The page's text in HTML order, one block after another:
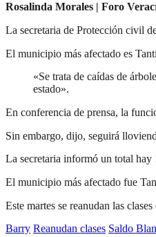
Rosalinda Morales | Foro
La secretaria de Protección civil
El municipio más afectado es
«Se trata de caídas de
estado».
En conferencia de prensa, la
Sin embargo, dijo, seguirá
La secretaria informó un total hay
El municipio más afectado fue
Este martes se reanudan las
Barry Reanudan clases Saldo